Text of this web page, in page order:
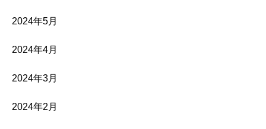
2024年5月
2024年4月
2024年3月
2024年2月